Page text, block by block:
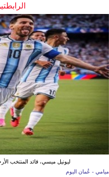
ليونيل ميسي، قائد المنتخب
ميامي - عُمان اليوم